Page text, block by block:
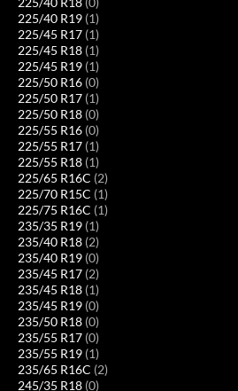
225/40 R19 (1)
225/45 R17 (1)
225/45 R18 (1)
225/45 R19 (1)
225/50 R16 (0)
225/50 R17 (1)
225/50 R18 (0)
225/55 R16 (0)
225/55 R17 (1)
225/55 R18 (1)
225/65 R16C (2)
225/70 R15C (1)
225/75 R16C (1)
235/35 R19 (1)
235/40 R18 (2)
235/40 R19 (0)
235/45 R17 (2)
235/45 R18 (1)
235/45 R19 (0)
235/50 R18 (0)
235/55 R17 (0)
235/55 R19 (1)
235/65 R16C (2)
245/35 R18 (0)